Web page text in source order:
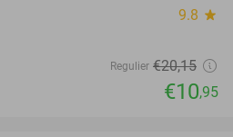
9.8 star
Regulier €20,15
€10,95